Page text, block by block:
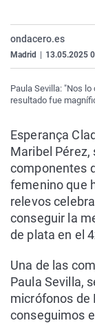
ondacero.es
Madrid 13.05.2025
Paula Sevilla: "Nos
resultado fue
Esperança
Maribel Pérez,
componentes
femenino que
relevos
conseguir la
de plata en el
Una de las
Paula Sevilla,
micrófonos de
conseguimos